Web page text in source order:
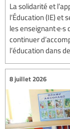
La solidarité et
l’Éducation (IE) et
les enseignant·e·s
continuer
l’éducation dans
8 juillet 2026